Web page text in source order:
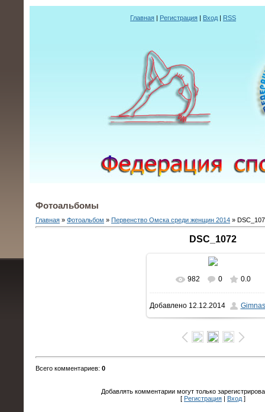
Главная | Регистрация | Вход | RSS
Фотоальбомы
Главная » Фотоальбом » Первенство Омска среди женщин 2014 »
DSC_1072
В реальном размере
1600x1063/ 158.8Kb
982 0 0.0
Добавлено12.12.2014
Всего комментариев: 0
Добавлять комментарии могут только
[ Регистрация Вход]